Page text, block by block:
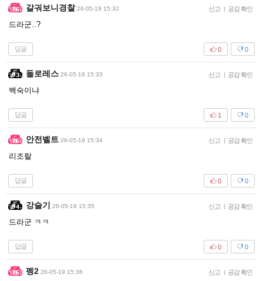
갈궈보니경찰 26-05-19 15:32 신고 공감 확인
드라군..?
답글 0
0
돌로레스 26-05-19 15:33 신고 공감 확인
백숙이냐
답글 0
1
안전벨트 26-05-19 15:34 신고 공감 확인
리조랄
답글 0
0
강슬기 26-05-19 15:35 신고 공감 확인
드라군 ㅋㅋ
답글 0
0
펭2 26-05-19 15:36 신고 공감 확인